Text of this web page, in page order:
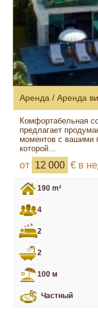
Аренда / Аренда
Комфортабельная
предлагает
моментов с вашими
которой…
от 12 000 € в
190 m²
4
2
2
100 м
Частный